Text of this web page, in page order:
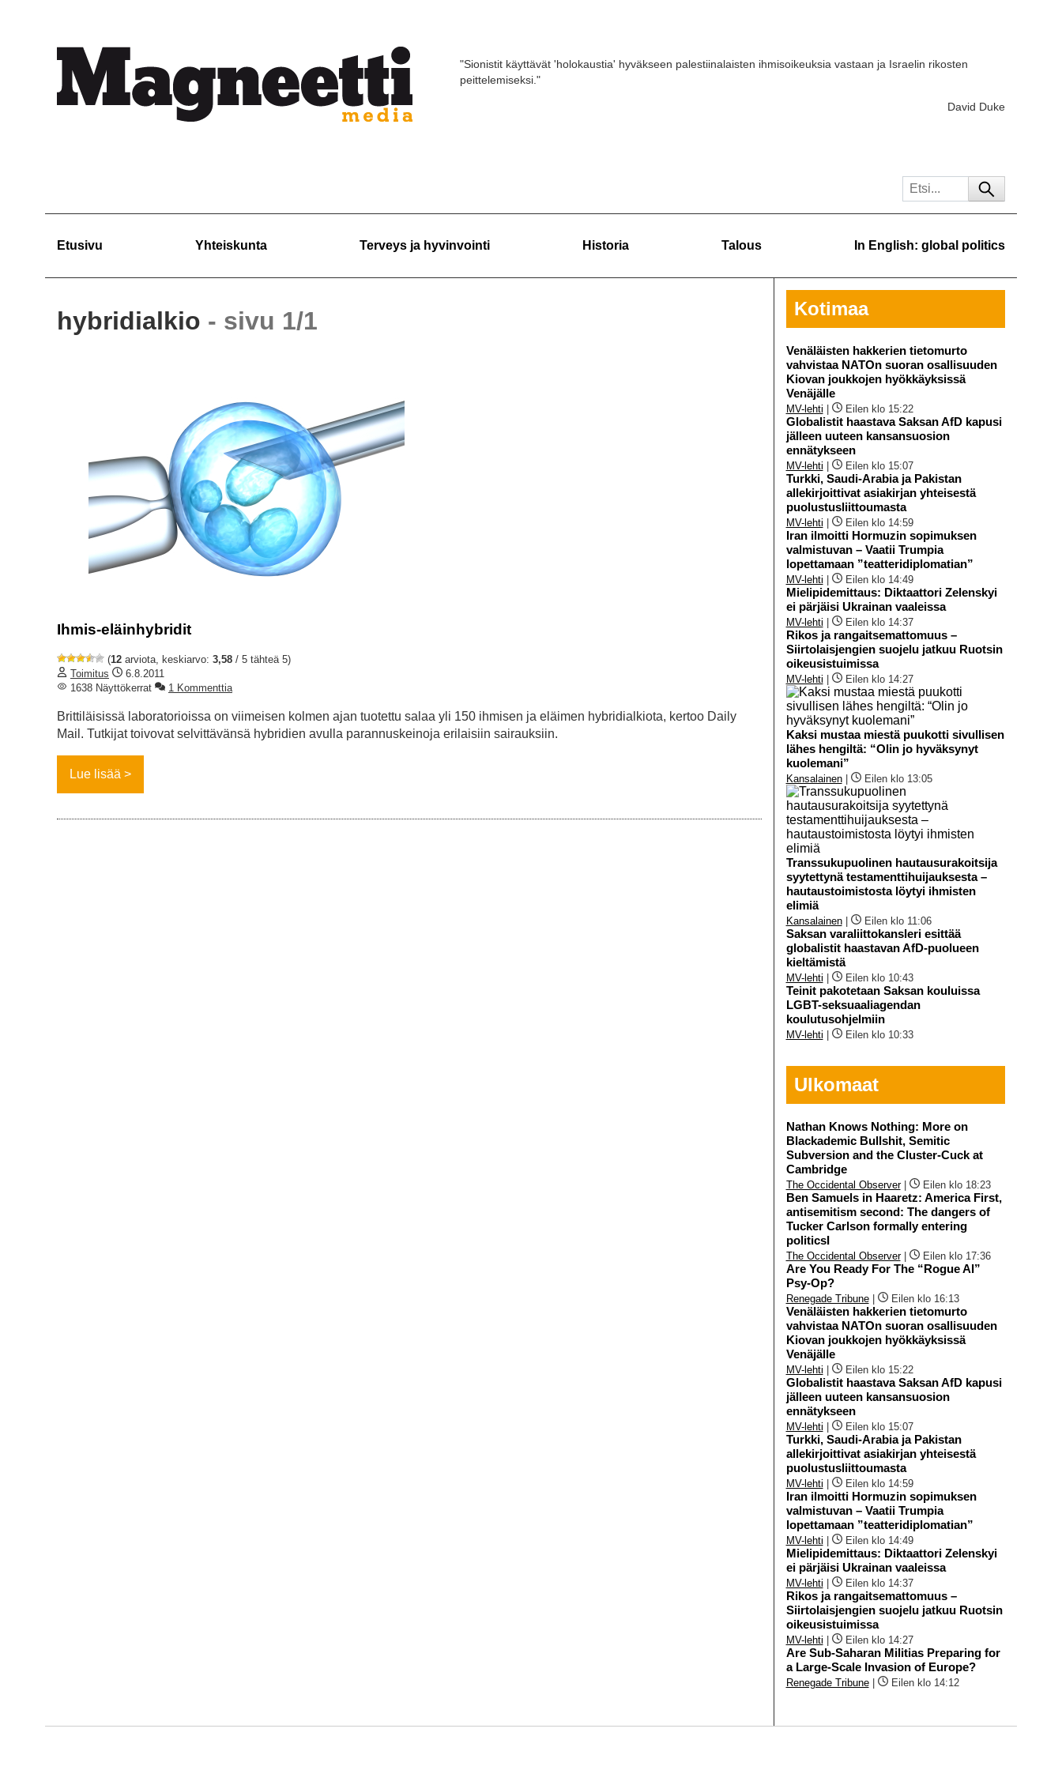
"Sionistit käyttävät 'holokaustia' hyväkseen palestiinalaisten ihmisoikeuksia vastaan ja Israelin rikosten
peittelemiseksi."
David Duke
Etusivu Yhteiskunta Terveys ja hyvinvointi Historia Talous In English: global politics
hybridialkio - sivu 1/1
Ihmis-eläinhybridit
(12 arviota, keskiarvo: 3,58 / 5 tähteä 5)
Toimitus
6.8.2011
1638 Näyttökerrat
1 Kommenttia
Brittiläisissä laboratorioissa on viimeisen kolmen ajan tuotettu salaa yli 150 ihmisen ja eläimen hybridialkiota, kertoo Daily
Mail. Tutkijat toivovat selvittävänsä hybridien avulla parannuskeinoja erilaisiin sairauksiin.
Lue lisää
Kotimaa
Venäläisten hakkerien tietomurto
vahvistaa NATOn suoran osallisuuden
Kiovan joukkojen hyökkäyksissä
Venäjälle
MV-lehti Eilen klo 15:22
Globalistit haastava Saksan AfD kapusi
jälleen uuteen kansansuosion
ennätykseen
MV-lehti Eilen klo 15:07
Turkki, Saudi-Arabia ja Pakistan
allekirjoittivat asiakirjan yhteisestä
puolustusliittoumasta
MV-lehti Eilen klo 14:59
Iran ilmoitti Hormuzin sopimuksen
valmistuvan – Vaatii Trumpia
lopettamaan ”teatteridiplomatian”
MV-lehti Eilen klo 14:49
Mielipidemittaus: Diktaattori Zelenskyi
ei pärjäisi Ukrainan vaaleissa
MV-lehti Eilen klo 14:37
Rikos ja rangaitsemattomuus –
Siirtolaisjengien suojelu jatkuu Ruotsin
oikeusistuimissa
MV-lehti Eilen klo 14:27
Kaksi mustaa miestä puukotti sivullisen
lähes hengiltä: “Olin jo hyväksynyt
kuolemani”
Kansalainen| Eilen klo 13:05
Transsukupuolinen hautausurakoitsija
syytettynä testamenttihuijauksesta –
hautaustoimistosta löytyi ihmisten
elimiä
Kansalainen| Eilen klo 11:06
Saksan varaliittokansleri esittää
globalistit haastavan AfD-puolueen
kieltämistä
MV-lehti Eilen klo 10:43
Teinit pakotetaan Saksan kouluissa
LGBT-seksuaaliagendan
koulutusohjelmiin
MV-lehti Eilen klo 10:33
Ulkomaat
Nathan Knows Nothing: More on
Blackademic Bullshit, Semitic
Subversion and the Cluster-Cuck at
Cambridge
The Occidental Observer| Eilen klo 18:23
Ben Samuels in Haaretz: America First,
antisemitism second: The dangers of
Tucker Carlson formally entering
politicsI
The Occidental Observer| Eilen klo 17:36
Are You Ready For The “Rogue AI”
Psy-Op?
Renegade Tribune| Eilen klo 16:13
Venäläisten hakkerien tietomurto
vahvistaa NATOn suoran osallisuuden
Kiovan joukkojen hyökkäyksissä
Venäjälle
MV-lehti Eilen klo 15:22
Globalistit haastava Saksan AfD kapusi
jälleen uuteen kansansuosion
ennätykseen
MV-lehti Eilen klo 15:07
Turkki, Saudi-Arabia ja Pakistan
allekirjoittivat asiakirjan yhteisestä
puolustusliittoumasta
MV-lehti Eilen klo 14:59
Iran ilmoitti Hormuzin sopimuksen
valmistuvan – Vaatii Trumpia
lopettamaan ”teatteridiplomatian”
MV-lehti Eilen klo 14:49
Mielipidemittaus: Diktaattori Zelenskyi
ei pärjäisi Ukrainan vaaleissa
MV-lehti Eilen klo 14:37
Rikos ja rangaitsemattomuus –
Siirtolaisjengien suojelu jatkuu Ruotsin
oikeusistuimissa
MV-lehti Eilen klo 14:27
Are Sub-Saharan Militias Preparing for
a Large-Scale Invasion of Europe?
Renegade Tribune| Eilen klo 14:12